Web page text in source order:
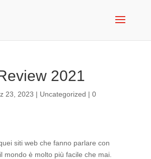
2021
23, 2023 | Uncategorized | 0
siti web che fanno parlare con
mondo è molto più facile che mai.